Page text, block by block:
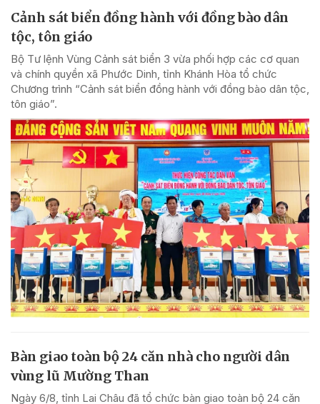
Cảnh sát biển đồng hành với đồng bào dân
tộc, tôn giáo
Bộ Tư lệnh Vùng Cảnh sát biển 3 vừa phối hợp các cơ quan
và chính quyền xã Phước Dinh, tỉnh Khánh Hòa tổ chức
Chương trình “Cảnh sát biển đồng hành với đồng bào dân tộc,
tôn giáo”.
Bàn giao toàn bộ 24 căn nhà cho người dân
vùng lũ Mường Than
Ngày 6/8, tỉnh Lai Châu đã tổ chức bàn giao toàn bộ 24 căn